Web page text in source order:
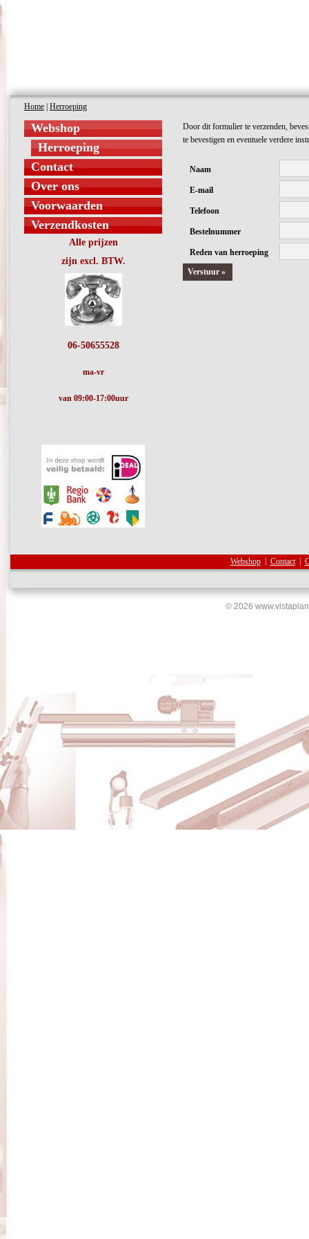
Home Herroeping
Webshop
Herroeping
Contact
Over ons
Voorwaarden
Verzendkosten
Alle prijzen
zijn excl. BTW.
06-50655528
ma-vr
van 09:00-17:00uur
Door dit formulier te verzenden,
te bevestigen en eventuele verdere
Naam
E-mail
Telefoon
Bestelnummer
Reden van herroeping
Verstuur »
Webshop| Contact|
© 2026